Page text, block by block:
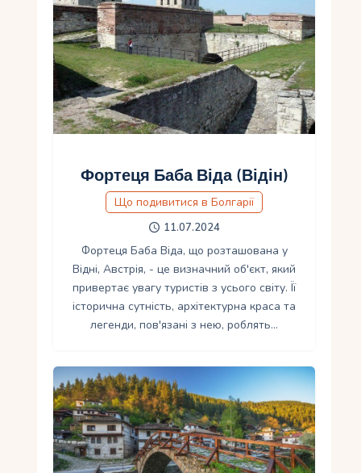
Фортеця Баба Віда (Відін)
Що подивитися в Болгарії
11.07.2024
Фортеця Баба Віда, що розташована у
Відні, Австрія, - це визначний об'єкт, який
привертає увагу туристів з усього світу. Її
історична сутність, архітектурна краса та
легенди, пов'язані з нею, роблять…